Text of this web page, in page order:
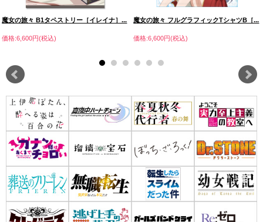
魔女の旅々 B1タペストリー［イレイナ］...
価格:6,600円(税込)
魔女の旅々 フルグラフィックTシャツB［...
価格:6,600円(税込)